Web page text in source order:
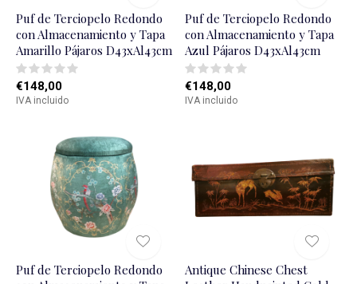
Puf de Terciopelo Redondo
con Almacenamiento y Tapa
Amarillo Pájaros D43xAl43cm
€148,00
IVA incluido
Puf de Terciopelo Redondo
con Almacenamiento y Tapa
Azul Pájaros D43xAl43cm
€148,00
IVA incluido
Puf de Terciopelo Redondo
Antique Chinese Chest